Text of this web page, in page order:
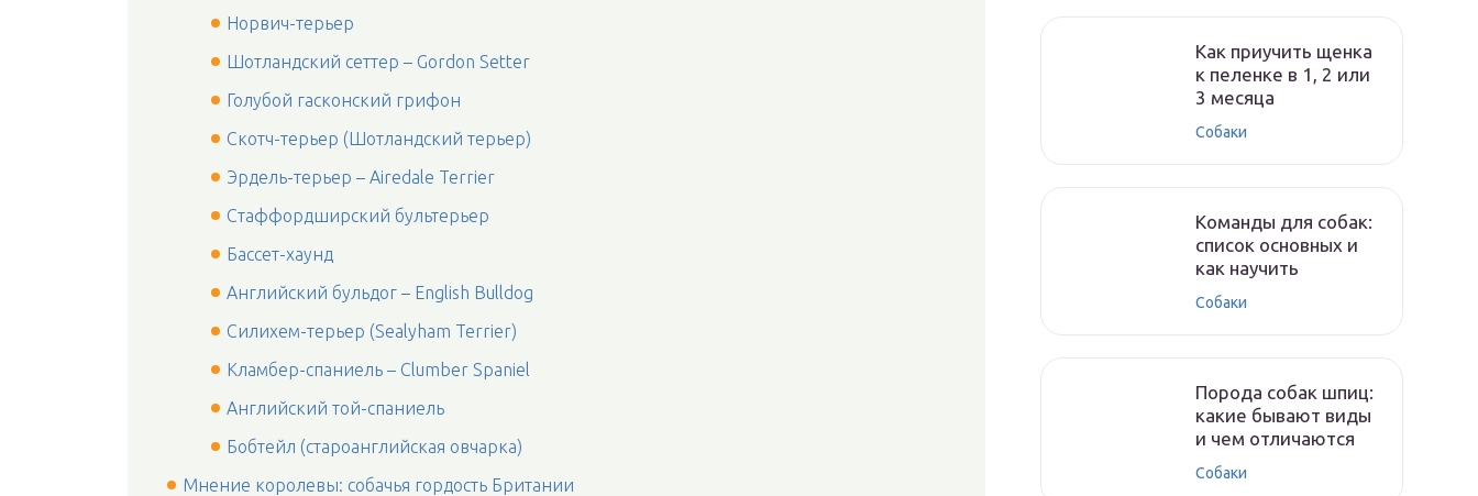
Норвич-терьер
Шотландский сеттер – Gordon Setter
Голубой гасконский грифон
Скотч-терьер (Шотландский терьер)
Эрдель-терьер – Airedale Terrier
Стаффордширский бультерьер
Бассет-хаунд
Английский бульдог – English Bulldog
Силихем-терьер (Sealyham Terrier)
Кламбер-спаниель – Clumber Spaniel
Английский той-спаниель
Бобтейл (староанглийская овчарка)
Мнение королевы: собачья гордость Британии
Как приучить щенка
к пеленке в 1, 2 или
3 месяца
Собаки
Команды для собак:
список основных и
как научить
Собаки
Порода собак шпиц:
какие бывают виды
и чем отличаются
Собаки